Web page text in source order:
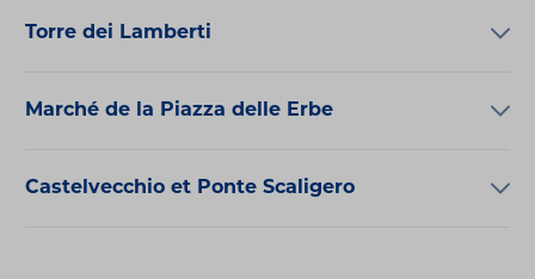
Torre dei Lamberti
Marché de la Piazza delle Erbe
Castelvecchio et Ponte Scaligero